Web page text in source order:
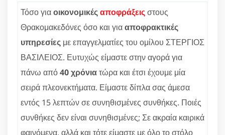
Τόσο γιαοικονομικέςαποφράξειςστους
Θρακομακεδόνες όσο και γιααποφρακτικές
υπηρεσίες με επαγγελματίες του ομίλου ΣΤΕΡΓΙΟΣ
ΒΑΣΙΛΕΙΟΣ. Ευτυχώς είμαστε στην αγορά για
πάνω από40 χρόνιατώρα και έτσι έχουμε μία
σειρά πλεονεκτήματα. Είμαστε δίπλα σας άμεσα
εντός 15 λεπτών σε συνηθισμένες συνθήκες. Ποιές
συνθήκες δεν είναι συνηθισμένες; Σε ακραία καιρικά
φαινόμενα, αλλά και τότε είμαστε με όλο το στόλο